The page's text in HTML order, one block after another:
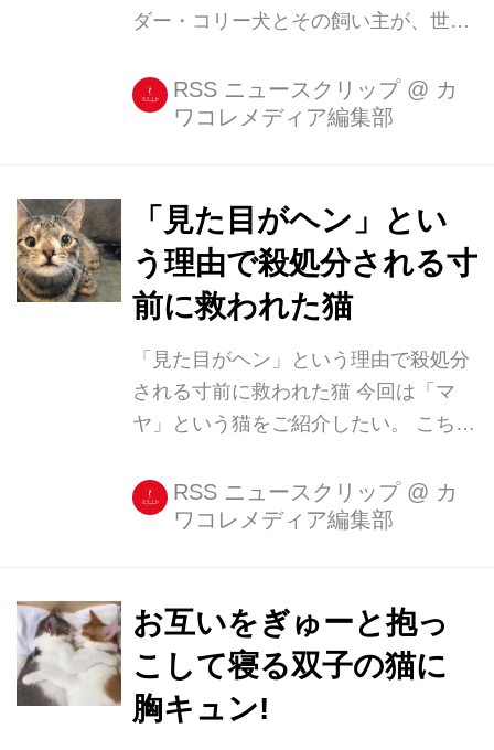
ダー・コリー犬とその飼い主が、世界
園に集まった。 ボーダー・コリーの会
が主催したイベント イベントは9月23
「The Border Collie Owners of South
Australia」が開催した。 534匹のボー
ダー・コリーが、南オーストラリア州
アデレードのWillaston Oval公園に集
所に集まった記録としては、2013年の
503匹が最高記録とされている。ちな
みに、...
RSS ニュースクリップ @ カ
ワコレメディア編集部
「見た目がヘン」とい
う理由で殺処分される寸
前に救われた猫
「見た目がヘン」という理由で殺処分
される寸前に救われた猫 今回は「マ
ヤ」という猫をご紹介したい。 こちら
(@meetmayacat)がシェアした投稿 –
2017 9月 23 6:51午前 PDT お気づきだ
目の焦点が合っていないのが特徴的
だ。 これはマヤに先天的な遺伝子異常
があるため。 今年6月、マヤは米マサ
チューセッツ州にある非営利団体によ
RSS ニュースクリップ @ カ
ワコレメディア編集部
お互いをぎゅーと抱っ
こして寝る双子の猫に
胸キュン!